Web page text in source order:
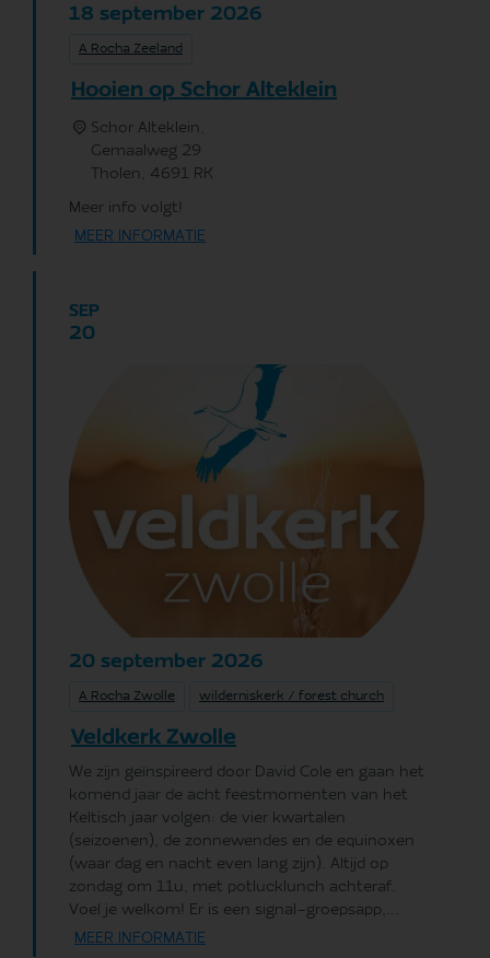
18 september 2026
A Rocha Zeeland
Hooien op Schor Alteklein
Schor Alteklein,
Gemaalweg 29
Tholen
4691 RK
Meer info volgt!
MEER INFORMATIE
SEP
20
20 september 2026
A Rocha Zwolle wilderniskerk / forest church
Veldkerk Zwolle
We zijn geïnspireerd door David Cole en gaan het
komend jaar de acht feestmomenten van het
Keltisch jaar volgen: de vier kwartalen
(seizoenen), de zonnewendes en de equinoxen
(waar dag en nacht even lang zijn). Altijd op
zondag om 11u, met potlucklunch achteraf.
Voel je welkom! Er is een signal-groepsapp,...
MEER INFORMATIE